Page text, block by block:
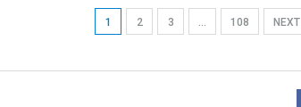
1 2 3 108 NEXT